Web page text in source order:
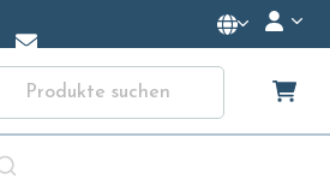
Content